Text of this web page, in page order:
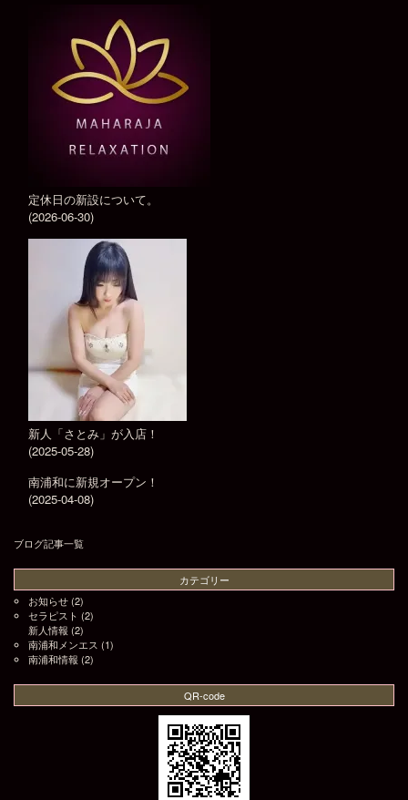
定休日の新設について。
(2026-06-30)
新人「さとみ」が入店！
(2025-05-28)
南浦和に新規オープン！
(2025-04-08)
ブログ記事一覧
カテゴリー
お知らせ(2)
セラピスト (2)
新人情報 (2)
南浦和メンエス (1)
南浦和情報 (2)
QR-code